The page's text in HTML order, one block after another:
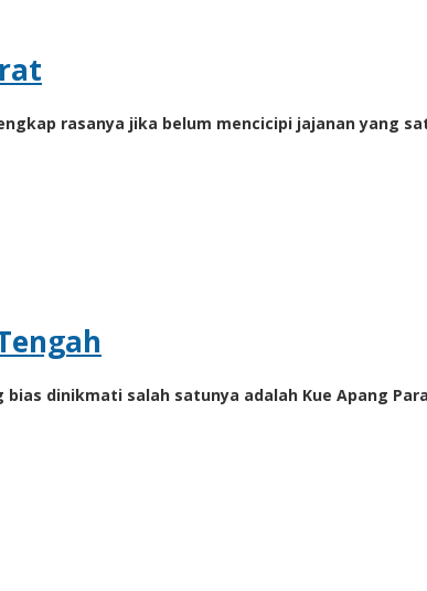
rasanya jika belum mencicipi jajanan yang
dinikmati salah satunya adalah Kue Apang